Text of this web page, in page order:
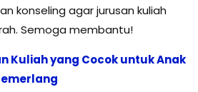
konseling agar jurusan kuliah
Semoga membantu!
Kuliah yang Cocok untuk Anak